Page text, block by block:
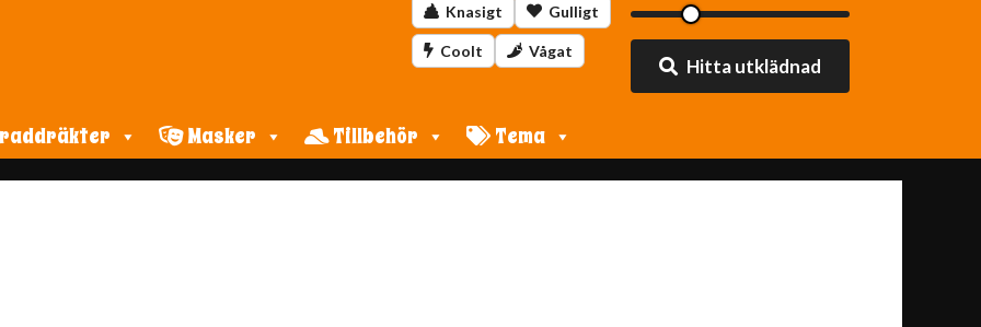
Knasigt Gulligt
Coolt Vågat
Hitta utklädnad
Masker Tillbehör Tema